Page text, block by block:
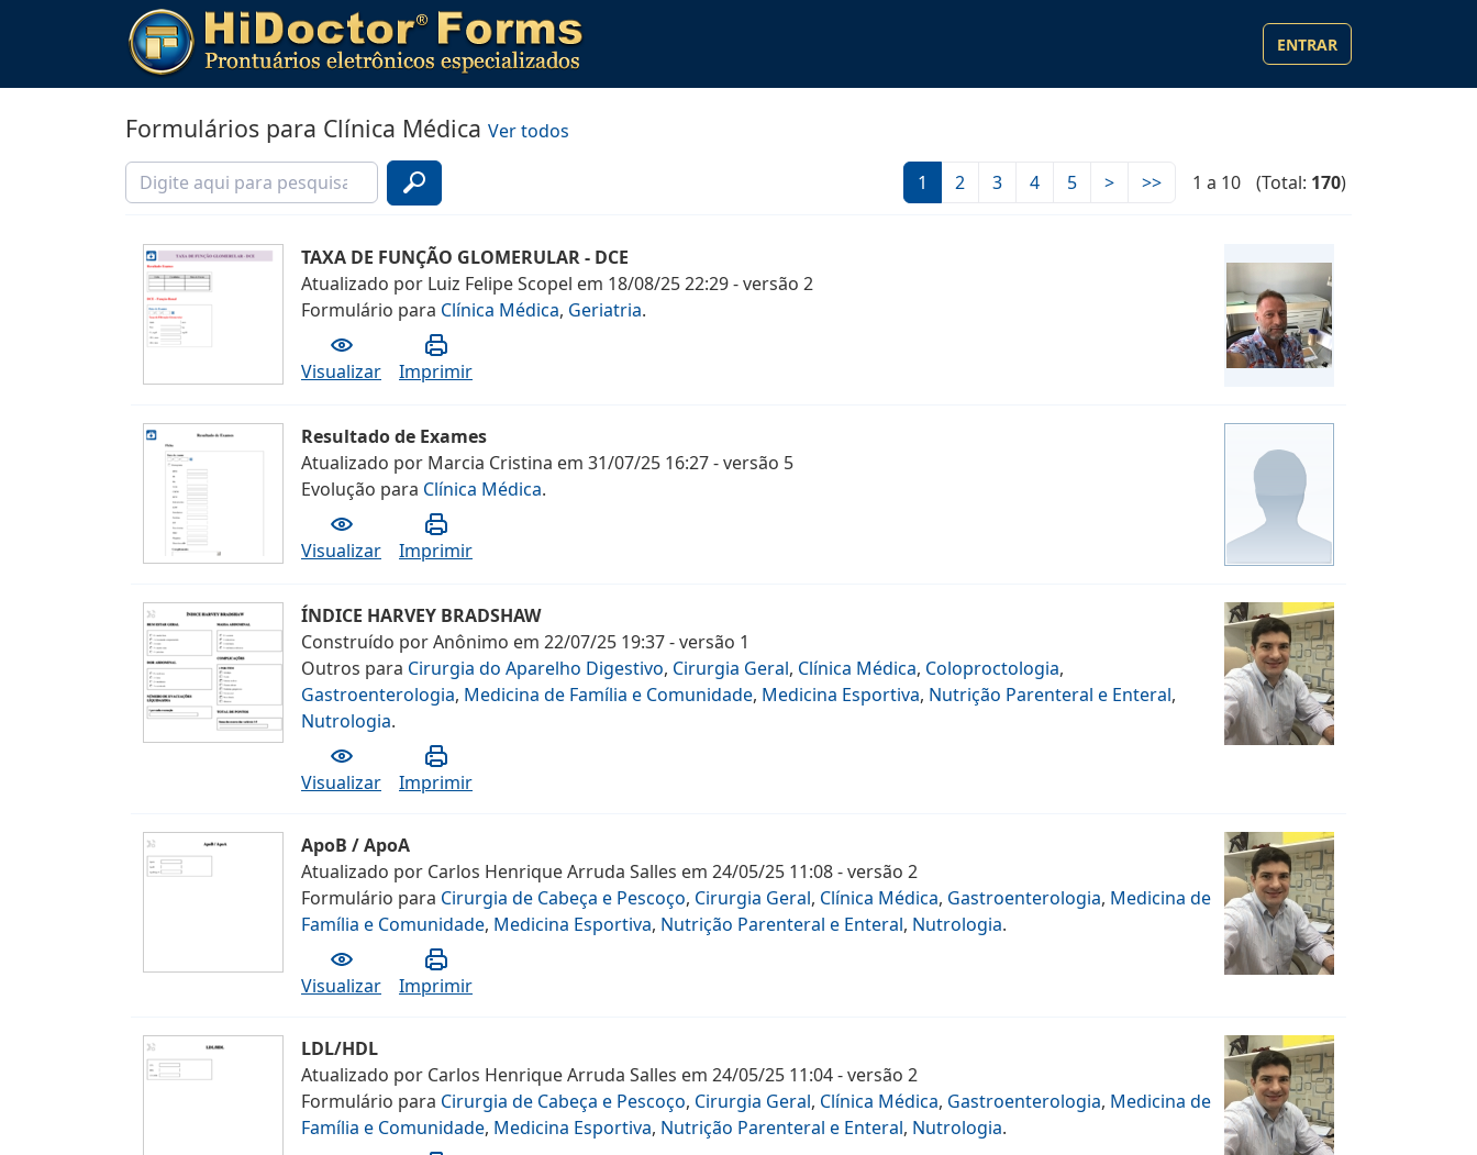
ENTRAR
Formulários para Clínica Médica Ver todos
1 2 3 4 5 > >> 1 a 10 (Total: 170)
TAXA DE FUNÇÃO GLOMERULAR - DCE
Atualizado por Luiz Felipe Scopel em 18/08/25 22:29- versão 2
Formulário para Clínica Médica, Geriatria.
Visualizar Imprimir
Resultado de Exames
Atualizado por Marcia Cristina em 31/07/25 16:27- versão 5
Evolução para Clínica Médica.
Visualizar Imprimir
ÍNDICE HARVEY BRADSHAW
Construído porAnônimo em 22/07/25 19:37- versão 1
Outros para Cirurgia do Aparelho Digestivo, Cirurgia Geral, Clínica Médica, Coloproctologia,
Gastroenterologia, Medicina de Família e Comunidade, Medicina Esportiva, Nutrição Parenteral e Enteral,
Nutrologia.
Visualizar Imprimir
ApoB / ApoA
Atualizado por Carlos Henrique Arruda Salles em 24/05/25 11:08- versão 2
Formulário para Cirurgia de Cabeça e Pescoço, Cirurgia Geral, Clínica Médica, Gastroenterologia, Medicina de
Família e Comunidade, Medicina Esportiva, Nutrição Parenteral e Enteral, Nutrologia.
Visualizar Imprimir
LDL/HDL
Atualizado por Carlos Henrique Arruda Salles em 24/05/25 11:04- versão 2
Formulário para Cirurgia de Cabeça e Pescoço, Cirurgia Geral, Clínica Médica, Gastroenterologia, Medicina de
Família e Comunidade, Medicina Esportiva, Nutrição Parenteral e Enteral, Nutrologia.